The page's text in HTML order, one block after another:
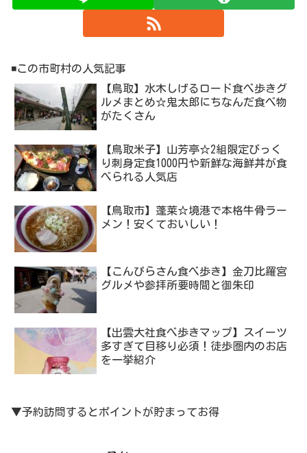
◾️この市町村の人気記事
【鳥取】水木しげるロード食べ歩きグ
ルメまとめ☆鬼太郎にちなんだ食べ物
がたくさん
【鳥取米子】山芳亭☆2組限定びっく
り刺身定食1000円や新鮮な海鮮丼が食
べられる人気店
【鳥取市】蓬莱☆境港で本格牛骨ラー
メン！安くておいしい！
【こんぴらさん食べ歩き】金刀比羅宮
グルメや参拝所要時間と御朱印
【出雲大社食べ歩きマップ】スイーツ
多すぎて目移り必須！徒歩圏内のお店
を一挙紹介
▼予約訪問するとポイントが貯まってお得